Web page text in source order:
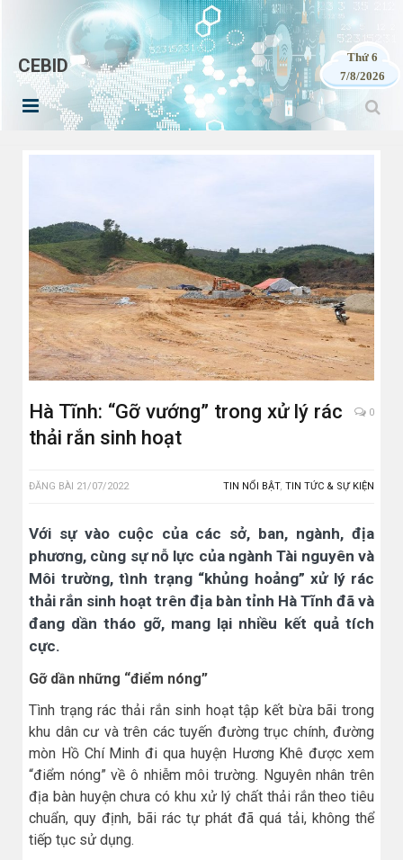
CEBID
Thứ 6
7/8/2026
Hà Tĩnh: “Gỡ vướng” trong xử lý rác
thải rắn sinh hoạt
0
ĐĂNG BÀI 21/07/2022 TIN NỔI BẬT, TIN TỨC & SỰ KIỆN
Với sự vào cuộc của các sở, ban, ngành, địa
phương, cùng sự nỗ lực của ngành Tài nguyên và
Môi trường, tình trạng “khủng hoảng” xử lý rác
thải rắn sinh hoạt trên địa bàn tỉnh Hà Tĩnh đã và
đang dần tháo gỡ, mang lại nhiều kết quả tích
cực.
Gỡ dần những “điểm nóng”
Tình trạng rác thải rắn sinh hoạt tập kết bừa bãi trong
khu dân cư và trên các tuyến đường trục chính, đường
mòn Hồ Chí Minh đi qua huyện Hương Khê được xem
“điểm nóng” về ô nhiễm môi trường. Nguyên nhân trên
địa bàn huyện chưa có khu xử lý chất thải rắn theo tiêu
chuẩn, quy định, bãi rác tự phát đã quá tải, không thể
tiếp tục sử dụng.